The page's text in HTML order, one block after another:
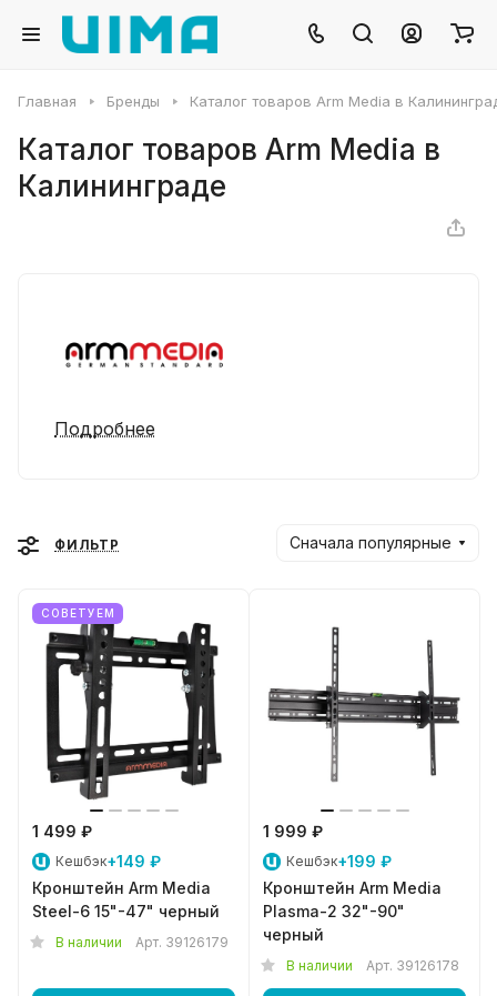
Главная Бренды Каталог товаров Arm Media в
Каталог товаров Arm Media в
Калининграде
Подробнее
ФИЛЬТР Сначала популярные
СОВЕТУЕМ
1 499 ₽
Кешбэк+149 ₽
Кронштейн Arm Media
Steel-6 15"-47" черный
В наличии Арт. 39126179
1 999 ₽
Кешбэк+199 ₽
Кронштейн Arm Media
Plasma-2 32"-90"
черный
В наличии Арт. 39126178